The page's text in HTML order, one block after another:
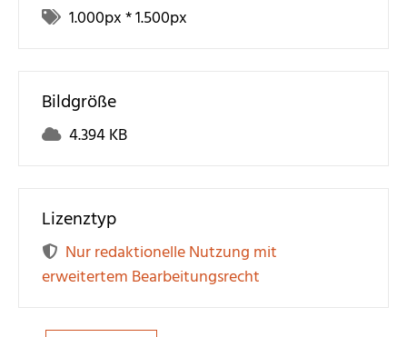
1.000px *1.500px
Bildgröße
4.394 KB
Lizenztyp
Nur redaktionelle Nutzung mit
erweitertem Bearbeitungsrecht